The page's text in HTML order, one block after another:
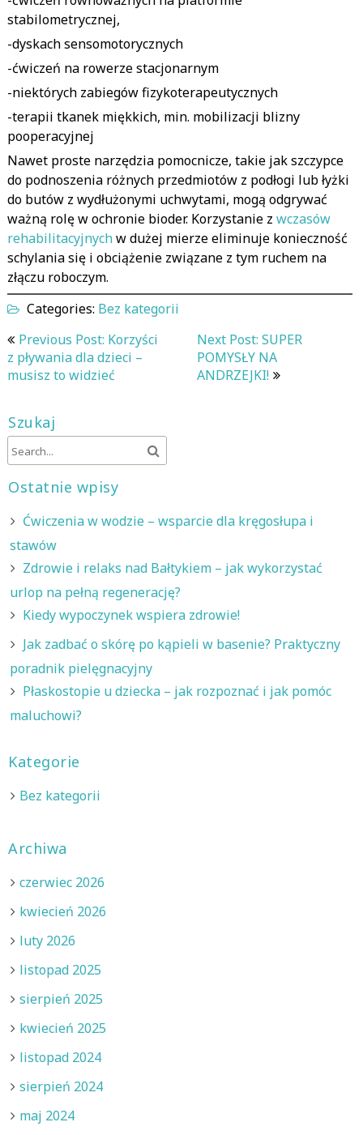
stabilometrycznej,
-dyskach sensomotorycznych
-ćwiczeń na rowerze stacjonarnym
-niektórych zabiegów fizykoterapeutycznych
-terapii tkanek miękkich, min. mobilizacji blizny
pooperacyjnej
Nawet proste narzędzia pomocnicze, takie jak szczypce
do podnoszenia różnych przedmiotów z podłogi lub łyżki
do butów z wydłużonymi uchwytami, mogą odgrywać
ważną rolę w ochronie bioder. Korzystanie z wczasów
rehabilitacyjnychw dużej mierze eliminuje konieczność
schylania się i obciążenie związane z tym ruchem na
złączu roboczym.
Categories: Bez kategorii
Nawigacja
wpisu
Previous Post: Korzyści
z pływania dla dzieci –
musisz to widzieć
Next Post: SUPER
POMYSŁY NA
ANDRZEJKI!
Szukaj
Ostatnie wpisy
Ćwiczenia w wodzie – wsparcie dla kręgosłupa i
stawów
Zdrowie i relaks nad Bałtykiem – jak wykorzystać
urlop na pełną regenerację?
Kiedy wypoczynek wspiera zdrowie!
Jak zadbać o skórę po kąpieli w basenie? Praktyczny
poradnik pielęgnacyjny
Płaskostopie u dziecka – jak rozpoznać i jak pomóc
maluchowi?
Kategorie
Bez kategorii
Archiwa
czerwiec 2026
kwiecień 2026
luty 2026
listopad 2025
sierpień 2025
kwiecień 2025
listopad 2024
sierpień 2024
maj 2024